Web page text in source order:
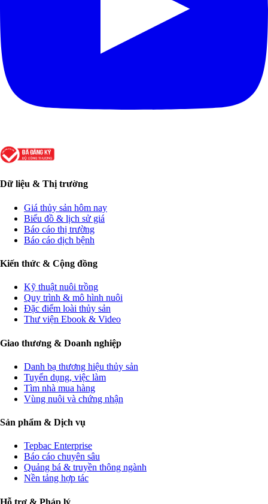
Dữ liệu & Thị trường
Giá thủy sản hôm nay
Biểu đồ & lịch sử giá
Báo cáo thị trường
Báo cáo dịch bệnh
Kiến thức & Cộng đồng
Kỹ thuật nuôi trồng
Quy trình & mô hình nuôi
Đặc điểm loài thủy sản
Thư viện Ebook & Video
Giao thương & Doanh nghiệp
Danh bạ thương hiệu thủy sản
Tuyển dụng, việc làm
Tìm nhà mua hàng
Vùng nuôi và chứng nhận
Sản phẩm & Dịch vụ
Tepbac Enterprise
Báo cáo chuyên sâu
Quảng bá & truyền thông ngành
Nền tảng hợp tác
Hỗ trợ & Pháp lý